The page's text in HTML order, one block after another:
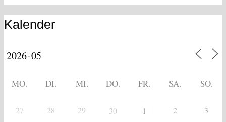
Kalender
MO. DI. MI. DO. FR. SA. SO.
27 28 29 30 1 2 3